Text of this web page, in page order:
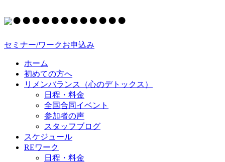
●●●●●●●●●●●●
セミナー/ワークお申込み
ホーム
初めての方へ
リメンバランス（心のデトックス）
日程・料金
全国合同イベント
参加者の声
スタッフブログ
スケジュール
REワーク
日程・料金